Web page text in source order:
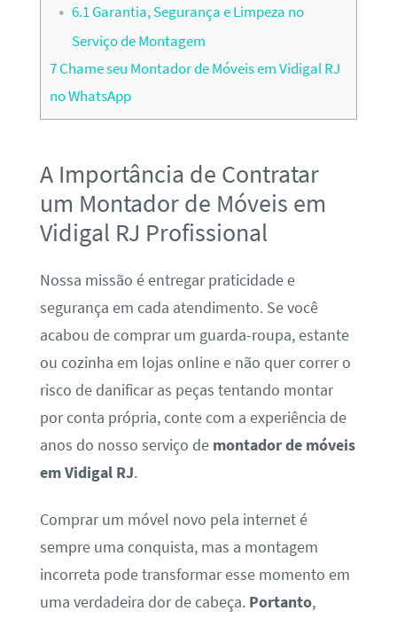
6.1Garantia, Segurança e Limpeza no
Serviço de Montagem
7Chame seu Montador de Móveis em Vidigal RJ
no WhatsApp
A Importância de Contratar
um Montador de Móveis em
Vidigal RJ Profissional
Nossa missão é entregar praticidade e
segurança em cada atendimento. Se você
acabou de comprar um guarda-roupa, estante
ou cozinha em lojas online e não quer correr o
risco de danificar as peças tentando montar
por conta própria, conte com a experiência de
anos do nosso serviço de montador de móveis
em Vidigal RJ.
Comprar um móvel novo pela internet é
sempre uma conquista, mas a montagem
incorreta pode transformar esse momento em
uma verdadeira dor de cabeça. Portanto,